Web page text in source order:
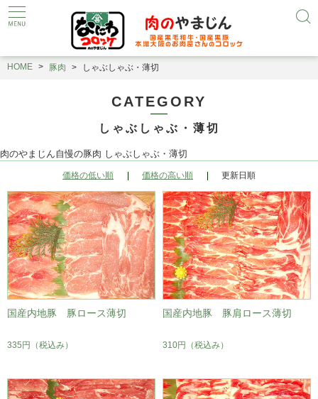
HOME 豚肉 しゃぶしゃぶ・薄切
CATEGORY
しゃぶしゃぶ・薄切
肉のやまじん自慢の豚肉 しゃぶしゃぶ・薄切
価格の低い順 価格の高い順 更新日順
国産内地豚 豚ロース薄切
335円 （税込み）
国産内地豚 豚肩ロース薄切
310円 （税込み）